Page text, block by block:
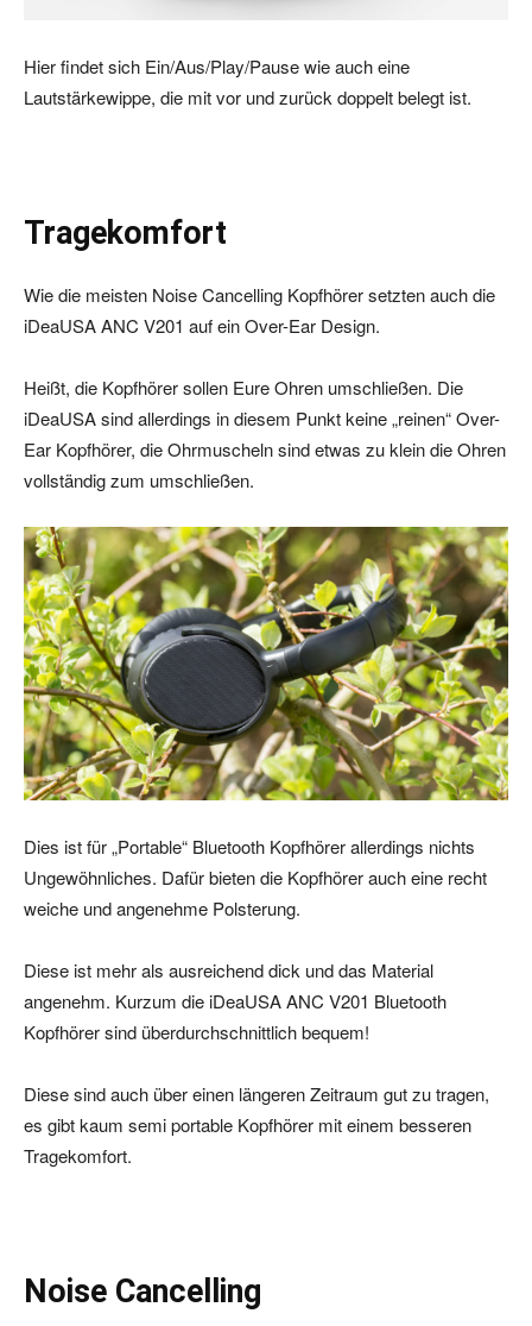
Hier findet sich Ein/Aus/Play/Pause wie auch eine
Lautstärkewippe, die mit vor und zurück doppelt belegt ist.
Tragekomfort
Wie die meisten Noise Cancelling Kopfhörer setzten auch die
iDeaUSA ANC V201 auf ein Over-Ear Design.
Heißt, die Kopfhörer sollen Eure Ohren umschließen. Die
iDeaUSA sind allerdings in diesem Punkt keine „reinen“ Over-
Ear Kopfhörer, die Ohrmuscheln sind etwas zu klein die Ohren
vollständig zum umschließen.
Dies ist für „Portable“ Bluetooth Kopfhörer allerdings nichts
Ungewöhnliches. Dafür bieten die Kopfhörer auch eine recht
weiche und angenehme Polsterung.
Diese ist mehr als ausreichend dick und das Material
angenehm. Kurzum die iDeaUSA ANC V201 Bluetooth
Kopfhörer sind überdurchschnittlich bequem!
Diese sind auch über einen längeren Zeitraum gut zu tragen,
es gibt kaum semi portable Kopfhörer mit einem besseren
Tragekomfort.
Noise Cancelling